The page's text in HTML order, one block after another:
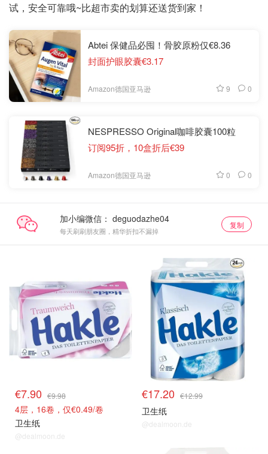
试，安全可靠哦~比超市卖的划算还送货到家！
Abtei 保健品必囤！骨胶原粉仅€8.36
封面护眼胶囊€3.17
Amazon德国亚马逊 9 0
NESPRESSO Original咖啡胶囊100粒
订阅95折，10盒折后€39
Amazon德国亚马逊 0 0
加小编微信：
每天刷刷朋友圈，精华折扣不漏掉
复制
€7.90 €9.98
4层，16卷，仅€0.49/卷
卫生纸
@dealmoon.de
€17.20 €12.99
卫生纸
@dealmoon.de